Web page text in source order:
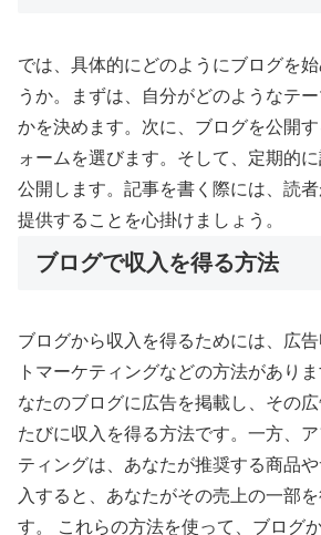
では、具体的にどのようにブログを
うか。まずは、自分がどのようなテ
かを決めます。次に、ブログを公開
ォームを選びます。そして、定期的
公開します。記事を書く際には、読
提供することを心掛けましょう。
ブログで収入を得る方法
ブログから収入を得るためには、広
トマーケティングなどの方法があり
なたのブログに広告を掲載し、その
たびに収入を得る方法です。一方、
ティングは、あなたが推奨する商品
入すると、あなたがその売上の一部
す。 これらの方法を使って、ブログ